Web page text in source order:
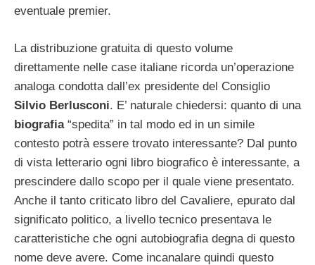
eventuale premier.
La distribuzione gratuita di questo volume
direttamente nelle case italiane ricorda un’operazione
analoga condotta dall’ex presidente del Consiglio
Silvio Berlusconi. E’ naturale chiedersi: quanto di una
biografia“spedita” in tal modo ed in un simile
contesto potrà essere trovato interessante? Dal punto
di vista letterario ogni libro biografico è interessante, a
prescindere dallo scopo per il quale viene presentato.
Anche il tanto criticato libro del Cavaliere, epurato dal
significato politico, a livello tecnico presentava le
caratteristiche che ogni autobiografia degna di questo
nome deve avere. Come incanalare quindi questo